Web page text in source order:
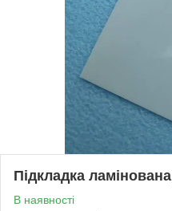
Підкладка
В наявності